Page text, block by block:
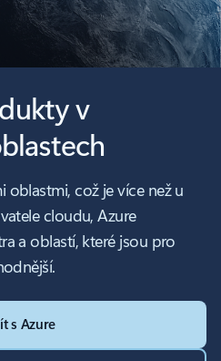
v
oblastmi, což je více než u
cloudu, Azure
a oblastí, které jsou pro
s Azure